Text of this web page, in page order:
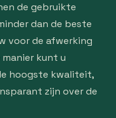
de gebruikte
dan de beste
voor de afwerking
kunt u
hoogste kwaliteit,
zijn over de